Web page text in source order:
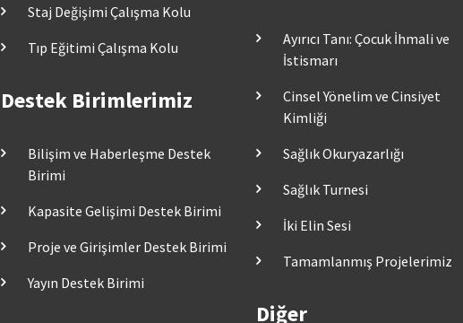
Staj Değişimi Çalışma Kolu
Tıp Eğitimi Çalışma Kolu
Destek Birimlerimiz
Bilişim ve Haberleşme Destek
Birimi
Kapasite Gelişimi Destek Birimi
Proje ve Girişimler Destek Birimi
Yayın Destek Birimi
Ayırıcı Tanı: Çocuk İhmali ve
İstismarı
Cinsel Yönelim ve Cinsiyet
Kimliği
Sağlık Okuryazarlığı
Sağlık Turnesi
İki Elin Sesi
Tamamlanmış Projelerimiz
Diğer